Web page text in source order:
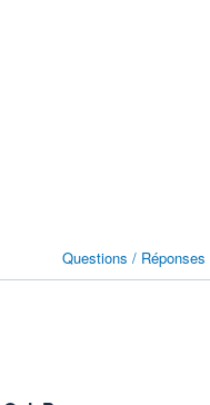
Questions / Réponses